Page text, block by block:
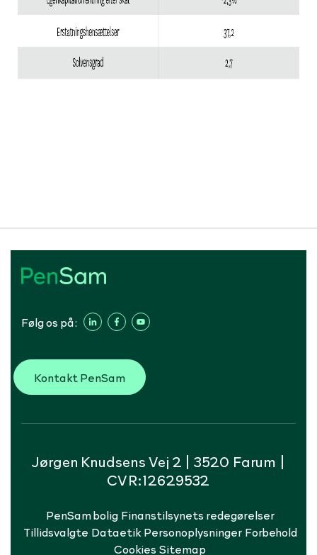
Følg os på:
Kontakt PenSam
Jørgen Knudsens Vej 2 | 3520 Farum |
CVR:12629532
PenSam bolig Finanstilsynets redegørelser
Tillidsvalgte Dataetik Personoplysninger Forbehold
Cookies Sitemap